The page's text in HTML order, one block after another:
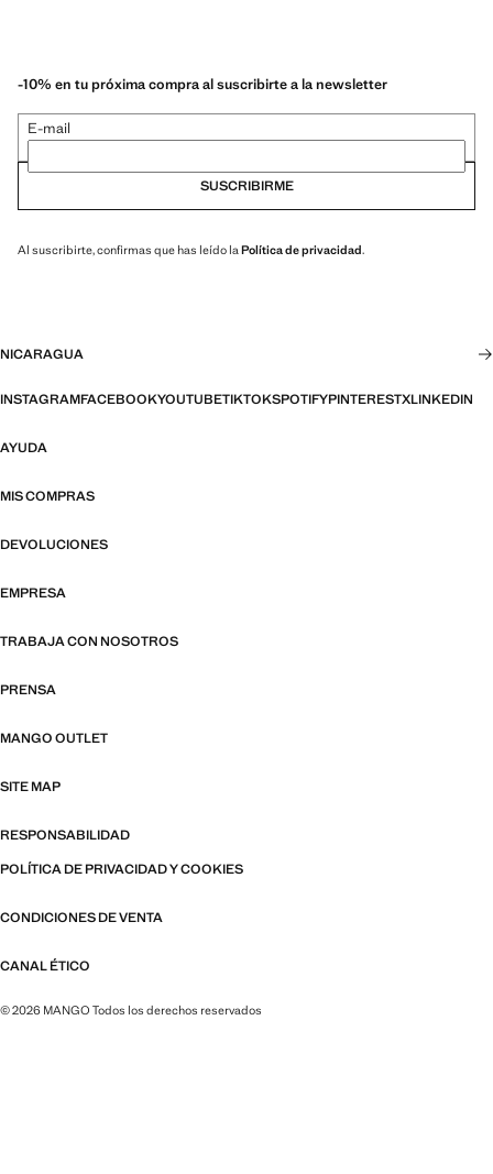
-10% en tu próxima compra al suscribirte a la newsletter
E-mail
SUSCRIBIRME
Al suscribirte, confirmas que has leído laPolítica de privacidad.
NICARAGUA
INSTAGRAMFACEBOOKYOUTUBETIKTOKSPOTIFYPINTERESTXLINKEDIN
AYUDA
MIS COMPRAS
DEVOLUCIONES
EMPRESA
TRABAJA CON NOSOTROS
PRENSA
MANGO OUTLET
SITE MAP
RESPONSABILIDAD
POLÍTICA DE PRIVACIDAD Y COOKIES
CONDICIONES DE VENTA
CANAL ÉTICO
© 2026 MANGO Todos los derechos reservados